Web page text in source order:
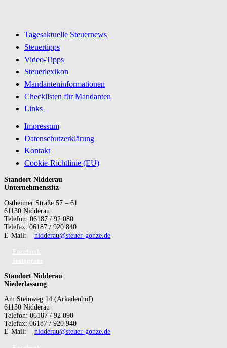
Tagesaktuelle Steuernews
Steuertipps
Video-Tipps
Steuerlexikon
Mandanteninformationen
Checklisten für Mandanten
Links
Impressum
Datenschutzerklärung
Kontakt
Cookie-Richtlinie (EU)
Standort Nidderau
Unternehmenssitz
Ostheimer Straße 57 – 61
61130 Nidderau
Telefon: 06187 / 92 080
Telefax: 06187 / 920 840
E-Mail: nidderau@steuer-gonze.de
Standort Nidderau
Niederlassung
Am Steinweg 14 (Arkadenhof)
61130 Nidderau
Telefon: 06187 / 92 090
Telefax: 06187 / 920 940
E-Mail: nidderau@steuer-gonze.de